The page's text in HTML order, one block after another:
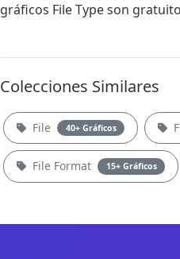
gráficos File Type son
Colecciones Similares
File 40+ Gráficos
File Format 15+ Gráficos